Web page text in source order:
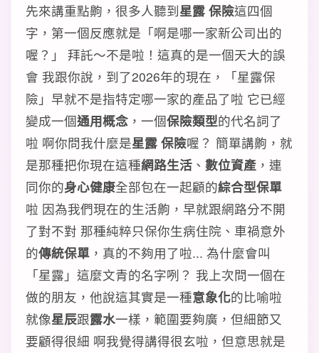
先來講重點齁，很多人聽到星露 保險這四個
字，第一個反應就是「啊是哪一家新公司出的
喔？」 拜託～不是啦！這真的是一個天大的誤
會 我跟你說，到了2026年的現在，「星露保
險」早就不是指特定哪一家的產品了啦 它已經
變成一個通用概念 ，一個保險類型的代名詞了
啦 啊你問我什麼是星露 保險喔？ 簡單講齁，就
是那種把你現在這種網路生活 、 數位資產 ，連
同你的身心健康全部包在一起顧的綜合型保單
啦 因為我們現在的生活齁，早就跟網路分不開
了對不對 那種純粹只保你生病住院、車禍意外
的傳統保單 ，真的不夠用了啦... 為什麼會叫
「星露」這麼文青的名字咧？ 我上次問一個在
做的朋友，他說這其實是一種意象化的比喻啦
就像星辰跟露水一樣，範圍要夠廣，但細節又
要顧得很細 啊我覺得講得很玄啦，但意思就是